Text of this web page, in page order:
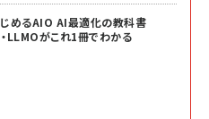
じめるAIO AI最適化の教科書
LLMOがこれ1冊でわかる